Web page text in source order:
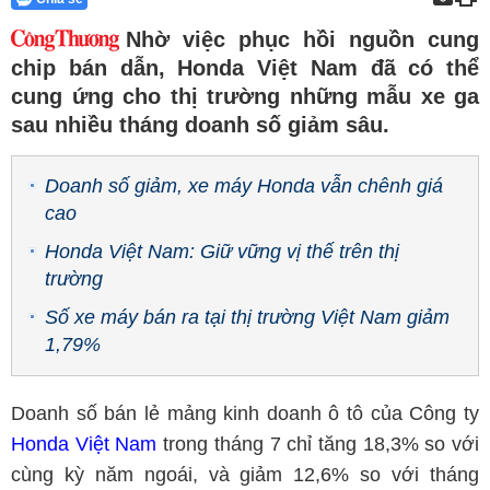
Nhờ việc phục hồi nguồn cung
chip bán dẫn, Honda Việt Nam đã có thể
cung ứng cho thị trường những mẫu xe ga
sau nhiều tháng doanh số giảm sâu.
Doanh số giảm, xe máy Honda vẫn chênh giá
cao
Honda Việt Nam: Giữ vững vị thế trên thị
trường
Số xe máy bán ra tại thị trường Việt Nam giảm
1,79%
Doanh số bán lẻ mảng kinh doanh ô tô của Công ty
Honda Việt Nam trong tháng 7 chỉ tăng 18,3% so với
cùng kỳ năm ngoái, và giảm 12,6% so với tháng